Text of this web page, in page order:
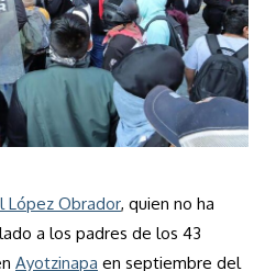
López Obrador, quien no ha
a los padres de los 43
Ayotzinapa en septiembre del